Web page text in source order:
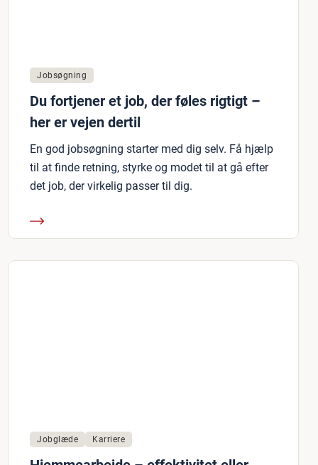
Jobsøgning
Du fortjener et job, der føles rigtigt –
her er vejen dertil
En god jobsøgning starter med dig selv. Få hjælp
til at finde retning, styrke og modet til at gå efter
det job, der virkelig passer til dig.
Jobglæde Karriere